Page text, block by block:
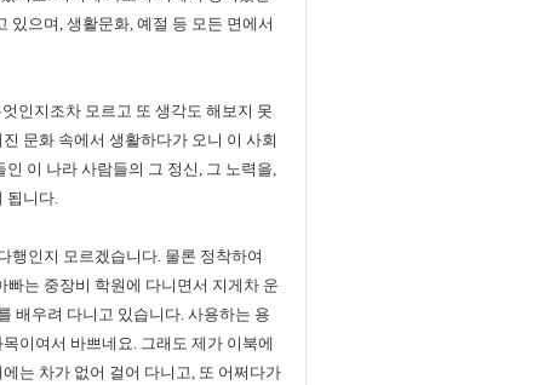
있으며, 생활문화, 예절 등 모든 면에서
인지조차 모르고 또 생각도 해보지 못
문화 속에서 생활하다가 오니 이 사회
이 나라 사람들의 그 정신, 그 노력을,
됩니다.
행인지 모르겠습니다. 물론 정착하여
는 중장비 학원에 다니면서 지게차 운
배우려 다니고 있습니다. 사용하는 용
이여서 바쁘네요. 그래도 제가 이북에
는 차가 없어 걸어 다니고, 또 어쩌다가